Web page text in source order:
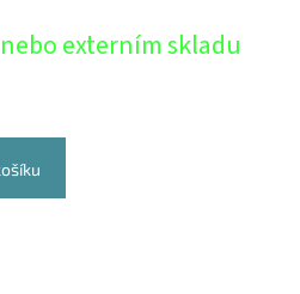
externím skladu